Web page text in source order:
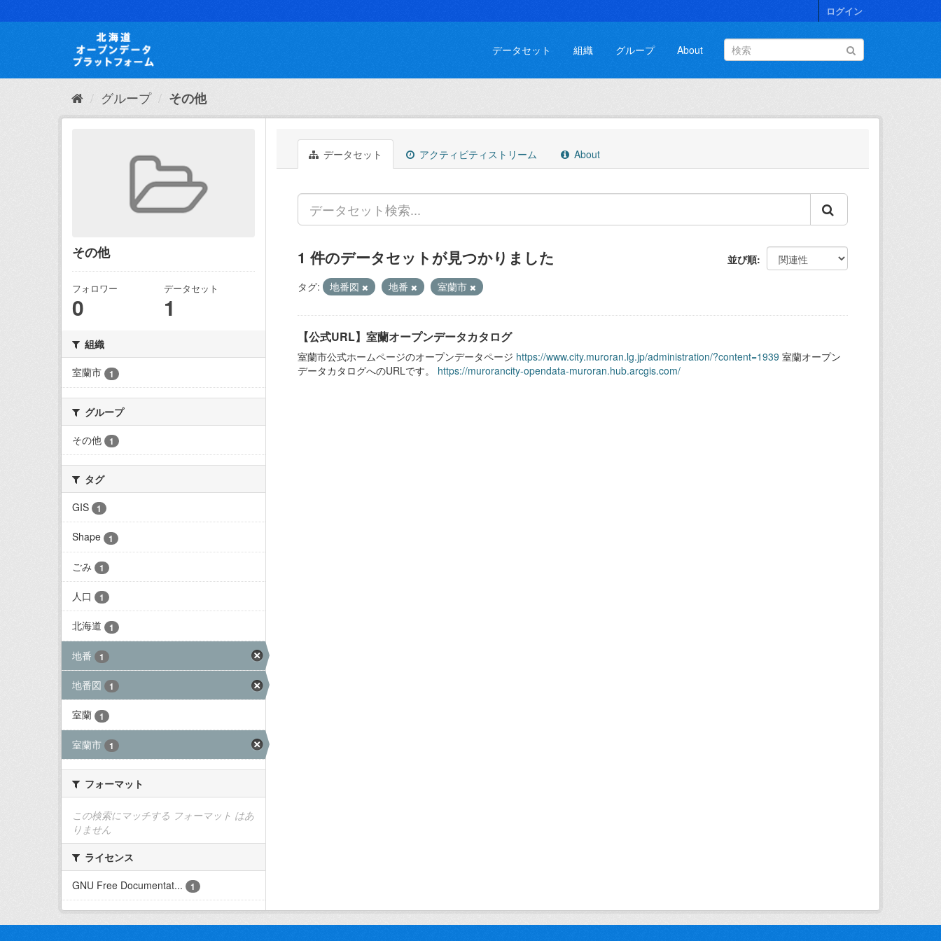
キ
て
ログイン
データセット 組織 グループ About
グループ その他
その他
フォロワー
0
データセット
1
組織
室蘭市
1
グループ
その他
1
タグ
GIS
1
Shape 1
ごみ 1
人口 1
北海道 1
地番 1
地番図 1
室蘭 1
室蘭市 1
フォーマット
この検索にマッチする フォーマット はあ
りません
ライセンス
GNU Free Documentat...
1
データセット アクティビティストリーム About
並び順
1 件のデータセットが見つかりました
タグ: 地番図 地番 室蘭市
【公式URL】室蘭オープンデータカタログ
室蘭市公式ホームページのオープンデータページ https://www.city.muroran.lg.jp/administration/?content=1939 室蘭オープン
データカタログへのURLです。 https://murorancity-opendata-muroran.hub.arcgis.com/